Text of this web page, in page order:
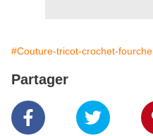
#Couture-tricot-crochet-fourche
Partager